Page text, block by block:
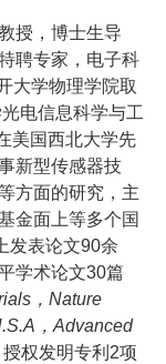
授，博士生导
聘专家，电子科
大学物理学院取
电信息科学与工
美国西北大学先
新型传感器技
方面的研究，主
金面上等多个国
发表论文90余
学术论文30篇
，Nature
，Advanced
权发明专利2项